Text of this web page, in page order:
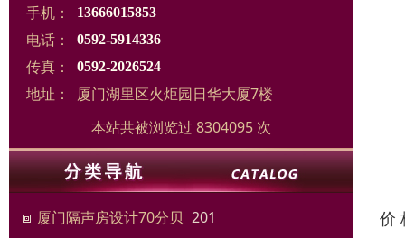
手机：
13666015853
电话： 0592-5914336
传真： 0592-2026524
地址：
厦门湖里区火炬园日华大厦7楼
本站共被浏览过 8304095 次
厦门隔声房设计70分贝 201
价